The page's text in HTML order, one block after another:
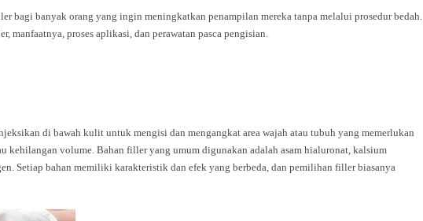
bagi banyak orang yang ingin meningkatkan penampilan mereka tanpa melalui prosedur bedah.
manfaatnya, proses aplikasi, dan perawatan pasca pengisian.
di bawah kulit untuk mengisi dan mengangkat area wajah atau tubuh yang memerlukan
kehilangan volume. Bahan filler yang umum digunakan adalah asam hialuronat, kalsium
Setiap bahan memiliki karakteristik dan efek yang berbeda, dan pemilihan filler biasanya